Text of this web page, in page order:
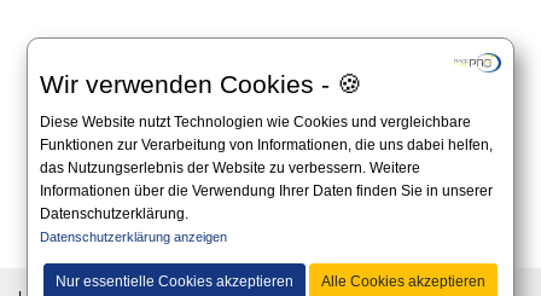
Wir verwenden Cookies - 🍪
Diese Website nutzt Technologien wie Cookies und vergleichbare
Funktionen zur Verarbeitung von Informationen, die uns dabei helfen,
das Nutzungserlebnis der Website zu verbessern. Weitere
Informationen über die Verwendung Ihrer Daten finden Sie in unserer
Datenschutzerklärung.
Datenschutzerklärung anzeigen
Nur essentielle Cookies akzeptieren Alle Cookies akzeptieren
announcement on the website of the organizer.